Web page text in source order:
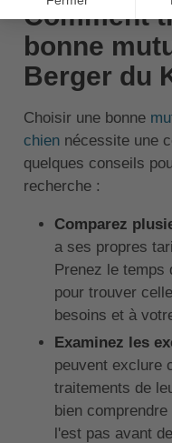
Comment
bonne
Berger du
Choisir une bonne
chiennécessite une
quelques conseils
recherche :
Comparez
a ses propres
Prenez le temps
pour trouver
besoins et à
Examinez les
peuvent exclure
traitements de
bien
l'est pas avant